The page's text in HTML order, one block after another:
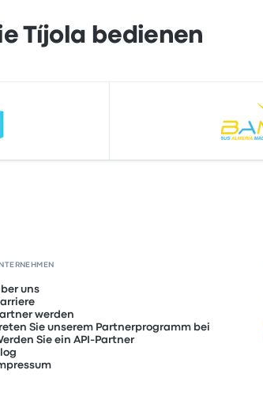
Tíjola bedienen
uns
werden
Sie unserem Partnerprogramm bei
Sie ein API-Partner